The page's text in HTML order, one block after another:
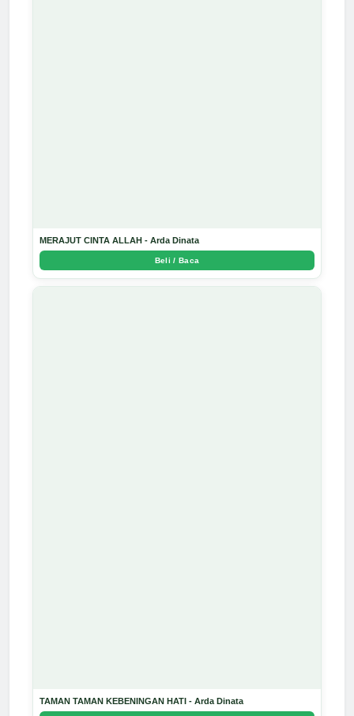
MERAJUT CINTA ALLAH - Arda Dinata
Beli / Baca
TAMAN TAMAN KEBENINGAN HATI - Arda Dinata